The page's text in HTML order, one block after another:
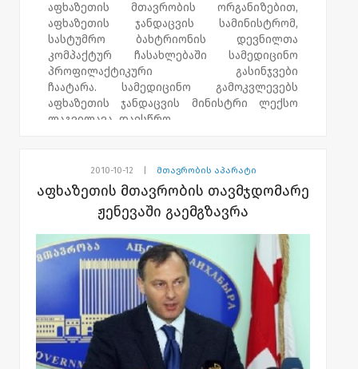
აფხაზეთის მთავრობის ორგანიზებით,
აფხაზეთის ჯანდაცვის სამინისტრომ,
სასტუმრო ბახტრიონის დევნილთა
კომპაქტურ ჩასახლებაში სამედიცინო
პროფილაქტიკური გასინჯვები
ჩაატარა. სამედიცინო გამოკვლევებს
აფხაზეთის ჯანდაცვის მინისტრი ლექსო
ლაგვილავა დაესწრო.
შპს "აფხაზეთიდან იძულებით
გადაადგილებულ პირთა გლდანის
პოლიკლინიკის-ექიმები
ატარებდნენ. აფხაზეთის ჯანდაცვის
სამინისტროს მონაცემებით, აღნიშნულ
ობიექტზე 100-მდე ბენეფიციარია.
2010-10-12 მთავრობის აპარატი
აფხაზეთის მთავრობის თავმჯდომარე
ჟენევაში გაემგზავრა